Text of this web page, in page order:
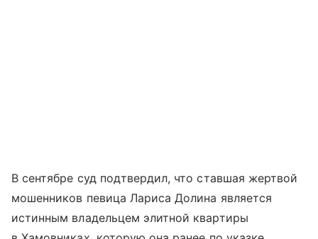
В сентябре суд подтвердил, что ставшая жертвой
мошенников певица Лариса Долина является
истинным владельцем элитной квартиры